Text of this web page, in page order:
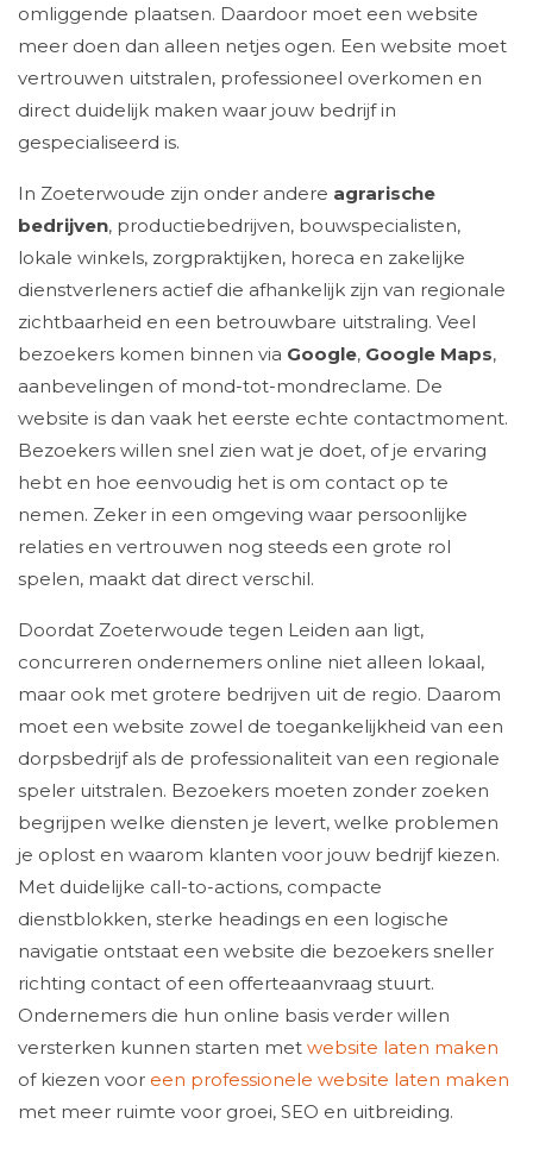
omliggende plaatsen. Daardoor moet een website
meer doen dan alleen netjes ogen. Een website moet
vertrouwen uitstralen, professioneel overkomen en
direct duidelijk maken waar jouw bedrijf in
gespecialiseerd is.
In Zoeterwoude zijn onder andere agrarische
bedrijven, productiebedrijven, bouwspecialisten,
lokale winkels, zorgpraktijken, horeca en zakelijke
dienstverleners actief die afhankelijk zijn van regionale
zichtbaarheid en een betrouwbare uitstraling. Veel
bezoekers komen binnen via Google, Google Maps,
aanbevelingen of mond-tot-mondreclame. De
website is dan vaak het eerste echte contactmoment.
Bezoekers willen snel zien wat je doet, of je ervaring
hebt en hoe eenvoudig het is om contact op te
nemen. Zeker in een omgeving waar persoonlijke
relaties en vertrouwen nog steeds een grote rol
spelen, maakt dat direct verschil.
Doordat Zoeterwoude tegen Leiden aan ligt,
concurreren ondernemers online niet alleen lokaal,
maar ook met grotere bedrijven uit de regio. Daarom
moet een website zowel de toegankelijkheid van een
dorpsbedrijf als de professionaliteit van een regionale
speler uitstralen. Bezoekers moeten zonder zoeken
begrijpen welke diensten je levert, welke problemen
je oplost en waarom klanten voor jouw bedrijf kiezen.
Met duidelijke call-to-actions, compacte
dienstblokken, sterke headings en een logische
navigatie ontstaat een website die bezoekers sneller
richting contact of een offerteaanvraag stuurt.
Ondernemers die hun online basis verder willen
versterken kunnen starten met website laten maken
of kiezen voor een professionele website laten maken
met meer ruimte voor groei, SEO en uitbreiding.